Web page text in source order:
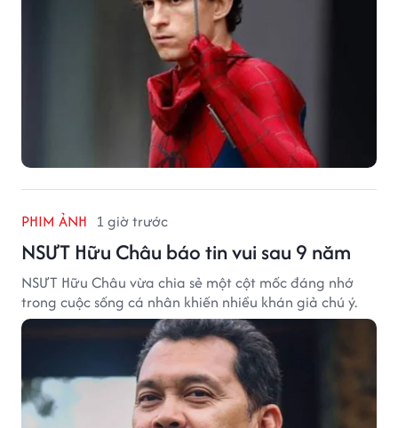
PHIM ẢNH 1 giờ trước
NSƯT Hữu Châu báo tin vui sau 9 năm
NSƯT Hữu Châu vừa chia sẻ một cột mốc đáng nhớ
trong cuộc sống cá nhân khiến nhiều khán giả chú ý.